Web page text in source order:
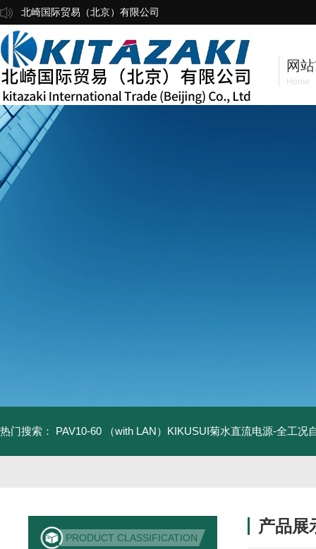
北崎国际贸易（北京）有限公司
网
Home
热门搜索： PAV10-60 （with LAN）KIKUSUI菊水直流电源-全工况
PRODUCT CLASSIFICATION
产品展